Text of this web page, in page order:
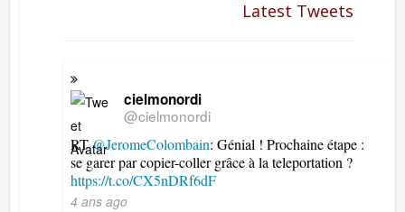
Latest Tweets
cielmonordi
@cielmonordi
RT@JeromeColombain: Génial ! Prochaine étape :
se garer par copier-coller grâce à la teleportation ?
https://t.co/CX5nDRf6dF
4 ans ago